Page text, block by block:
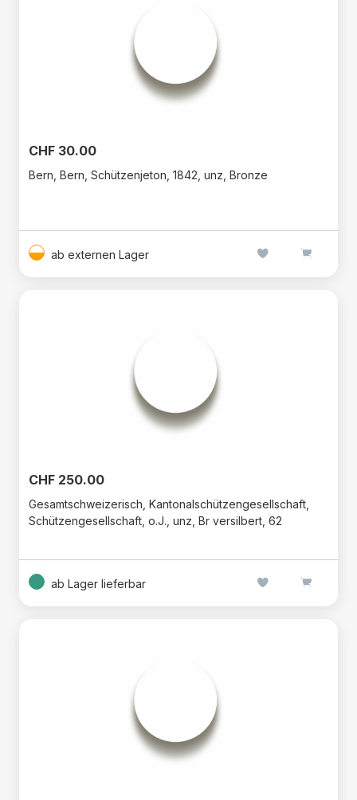
CHF 30.00
Bern, Bern, Schützenjeton, 1842, unz, Bronze
ab externen Lager
CHF 250.00
Gesamtschweizerisch, Kantonalschützengesellschaft,
Schützengesellschaft, o.J., unz, Br versilbert, 62
ab Lager lieferbar